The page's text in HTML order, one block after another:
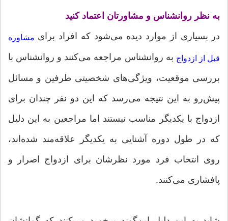
به نظر روانشناس و مشاورتان اعتماد كنید
در بسیاری از موارد دیده می‌شود كه افراد برای مشاوره
قبل از ازدواج به روانشناس مراجعه می‌كنند و روانشناس با
بررسی موقعیت، ویژگی‌های شخصیتی طرفین و مسائل
پیش‌رو به این نتیجه می‌رسد كه این دو نفر چندان برای
ازدواج با یكدیگر مناسب نیستند اما مراجعین به این دلیل
كه در طول دوره آشنایی به یكدیگر علاقه‌مند شده‌اند،
روی انتخاب‌ فرد مورد نظرشان برای ازدواج اصرار و
پافشاری می‌كنند.